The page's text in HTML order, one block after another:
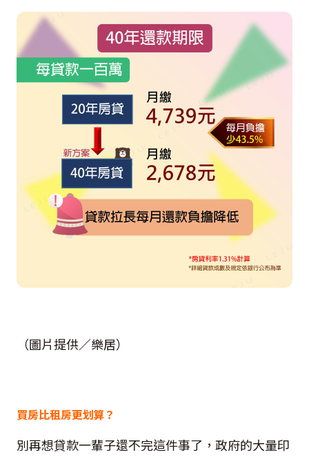
（圖片提供／樂居）
買房比租房更划算？
別再想貸款一輩子還不完這件事了，政府的大量印